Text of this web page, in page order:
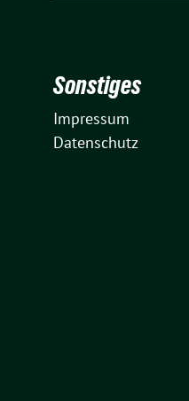
Sonstiges
Impressum
Datenschutz